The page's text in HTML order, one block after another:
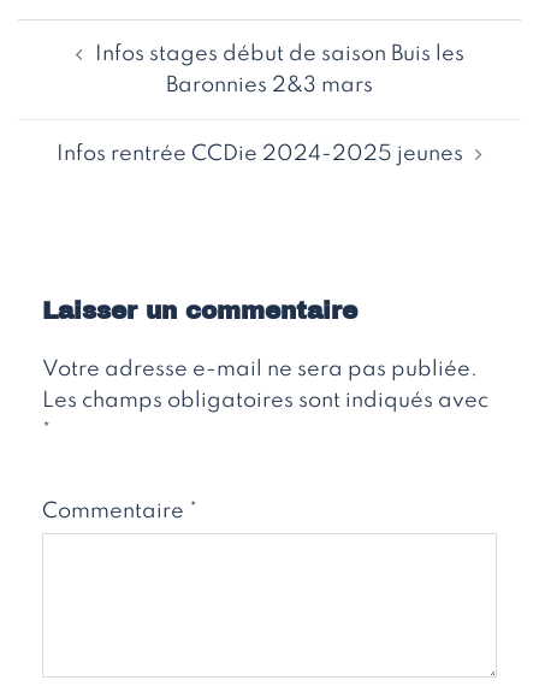
d’articleInfos stages début de saison Buis les
Baronnies 2&3 mars
Infos rentrée CCDie 2024-2025 jeunes
Laisser un commentaire
Votre adresse e-mail ne sera pas publiée.
Les champs obligatoires sont indiqués avec
*
Commentaire *